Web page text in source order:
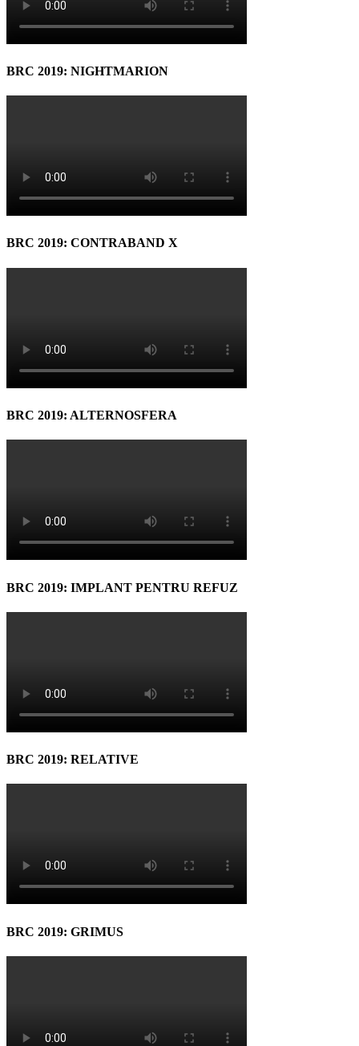
BRC 2019: NIGHTMARION
BRC 2019: CONTRABAND X
BRC 2019: ALTERNOSFERA
BRC 2019: IMPLANT PENTRU REFUZ
BRC 2019: RELATIVE
BRC 2019: GRIMUS